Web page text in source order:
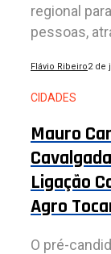
regional
pessoas,
Flávio Ribeiro2 de
CIDADES
Mauro
Ligação
Agro
O pré-